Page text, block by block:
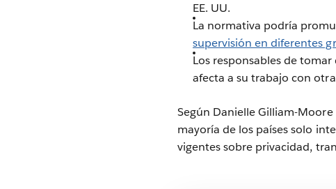
EE. UU.
La normativa podría
supervisión en diferentes
Los responsables de
afecta a su trabajo con
Según Danielle Gilliam-
mayoría de los países solo
vigentes sobre privacidad,